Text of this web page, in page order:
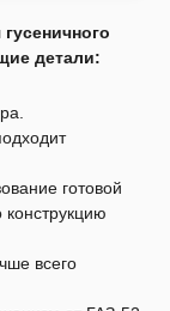
детали:
готовой
конструкцию
всего